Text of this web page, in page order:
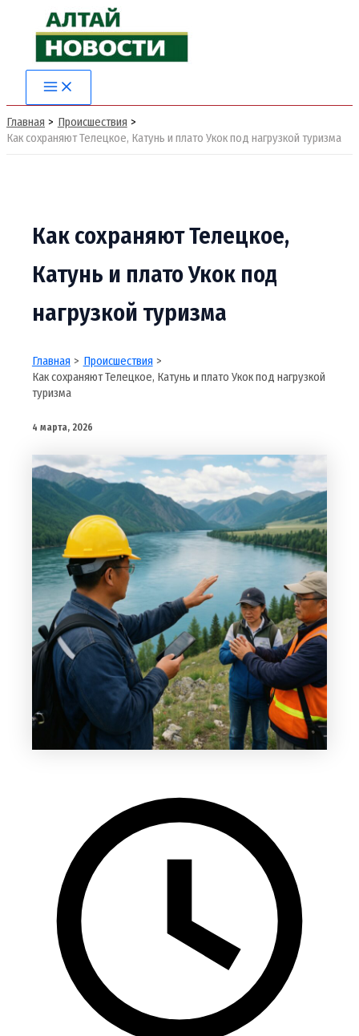
содержимому
Main
Menu
Главная
Происшествия
Как сохраняют Телецкое, Катунь и плато Укок под нагрузкой туризма
Как сохраняют Телецкое,
Катунь и плато Укок под
нагрузкой туризма
Главная
Происшествия
Как сохраняют Телецкое, Катунь и плато Укок под нагрузкой
туризма
4 марта, 2026